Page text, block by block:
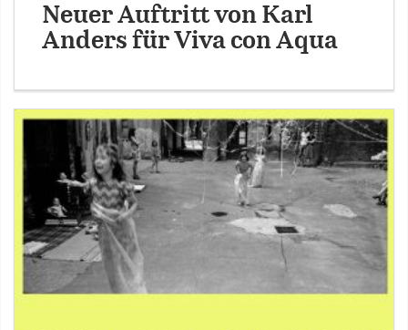
Neuer Auftritt von Karl
Anders für Viva con Aqua